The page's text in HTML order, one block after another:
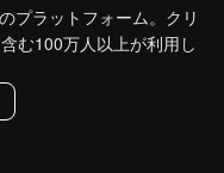
プラットフォーム。クリ
む100万人以上が利用し